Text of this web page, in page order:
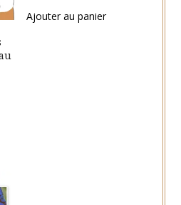
Ajouter au panier